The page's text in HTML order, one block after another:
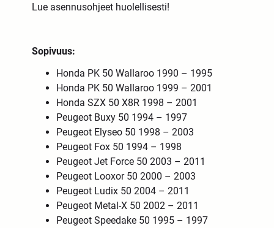
Lue asennusohjeet huolellisesti!
Sopivuus:
Honda PK 50 Wallaroo 1990 – 1995
Honda PK 50 Wallaroo 1999 – 2001
Honda SZX 50 X8R 1998 – 2001
Peugeot Buxy 50 1994 – 1997
Peugeot Elyseo 50 1998 – 2003
Peugeot Fox 50 1994 – 1998
Peugeot Jet Force 50 2003 – 2011
Peugeot Looxor 50 2000 – 2003
Peugeot Ludix 50 2004 – 2011
Peugeot Metal-X 50 2002 – 2011
Peugeot Speedake 50 1995 – 1997